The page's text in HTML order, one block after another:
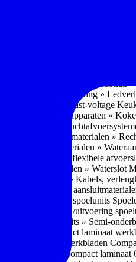
water
(pvd)
Keukenmeubilair
Keukenverlichting »
» Vast-voltage
Losse keukenapparaten »
»
Montagematerialen »
Montagematerialen »
» 1.2.1 Ronde flexibele
Montagematerialen » Waterslot
Montagematerialen » Kabels,
» Gas
» Materialen spoelunits
Spoelunits » Design/uitvoering
methode Spoelunits » Semi-
» Compact laminaat
laminaat werkbladen
» Uitstraling Compact laminaat